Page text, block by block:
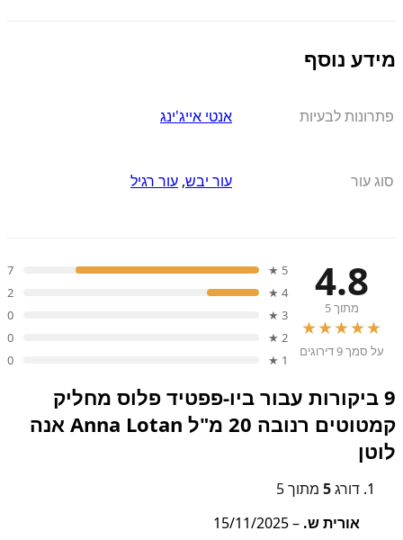
מידע נוסף
פתרונות לבעיות אנטי אייג'ינג
סוג עור עור יבש, עור רגיל
4.8
מתוך 5
★★★★★
על סמך 9 דירוגים
5 ★
7
4 ★
2
3 ★
0
2 ★
0
1 ★
0
9 ביקורות עבור
ביו-פפטיד פלוס מחליק
קמטוטים רנובה 20 מ"ל Anna Lotan אנה
לוטן
דורג5 מתוך 5
אורית ש. –
15/11/2025